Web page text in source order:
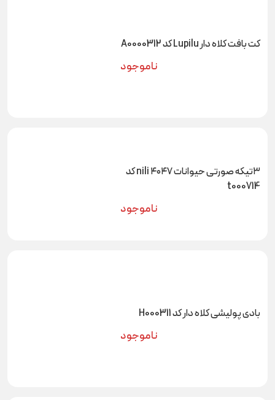
کت بافت کلاه دار Lupilu کد A0000312
ناموجود
۳تیکه صورتی حیوانات ۴۰۴۷ nili کد
t000714
ناموجود
بادی پولیشی کلاه دار کد H000311
ناموجود